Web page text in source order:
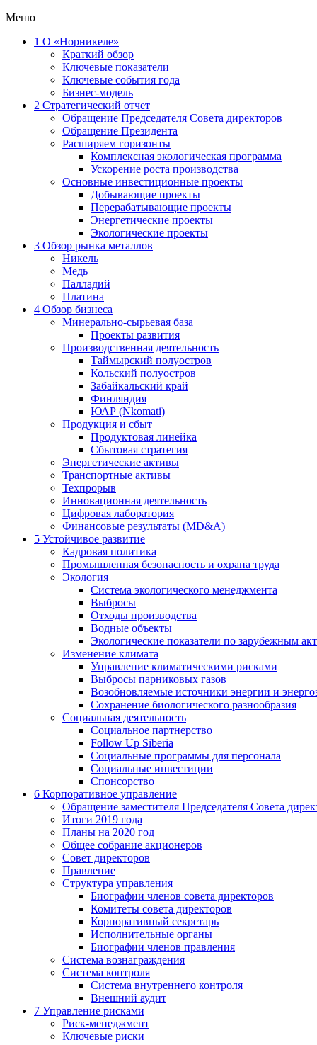
Меню
1 О «Норникеле»
Краткий обзор
Ключевые показатели
Ключевые события года
Бизнес-модель
2 Стратегический отчет
Обращение Председателя Совета директоров
Обращение Президента
Расширяем горизонты
Комплексная экологическая программа
Ускорение роста производства
Основные инвестиционные проекты
Добывающие проекты
Перерабатывающие проекты
Энергетические проекты
Экологические проекты
3 Обзор рынка металлов
Никель
Медь
Палладий
Платина
4 Обзор бизнеса
Минерально-сырьевая база
Проекты развития
Производственная деятельность
Таймырский полуостров
Кольский полуостров
Забайкальский край
Финляндия
ЮАР (Nkomati)
Продукция и сбыт
Продуктовая линейка
Сбытовая стратегия
Энергетические активы
Транспортные активы
Техпрорыв
Инновационная деятельность
Цифровая лаборатория
Финансовые результаты (MD&A)
5 Устойчивое развитие
Кадровая политика
Промышленная безопасность и охрана труда
Экология
Система экологического менеджмента
Выбросы
Отходы производства
Водные объекты
Экологические показатели по зарубежным
Изменение климата
Управление климатическими рисками
Выбросы парниковых газов
Возобновляемые источники энергии и
Сохранение биологического разнообразия
Социальная деятельность
Социальное партнерство
Follow Up Siberia
Социальные программы для персонала
Социальные инвестиции
Спонсорство
6 Корпоративное управление
Обращение заместителя Председателя Совета
Итоги 2019 года
Планы на 2020 год
Общее собрание акционеров
Совет директоров
Правление
Структура управления
Биографии членов совета директоров
Комитеты совета директоров
Корпоративный секретарь
Исполнительные органы
Биографии членов правления
Система вознаграждения
Система контроля
Система внутреннего контроля
Внешний аудит
7 Управление рисками
Риск-менеджмент
Ключевые риски